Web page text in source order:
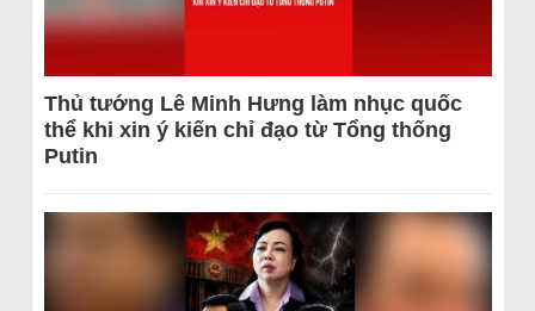
Thủ tướng Lê Minh Hưng làm nhục quốc
thể khi xin ý kiến chỉ đạo từ Tổng thống
Putin